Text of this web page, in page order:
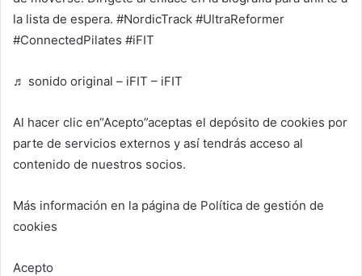
la lista de espera. #NordicTrack #UltraReformer
#ConnectedPilates #iFIT
♬ sonido original – iFIT – iFIT
Al hacer clic en“Acepto”aceptas el depósito de cookies por
parte de servicios externos y así tendrás acceso al
contenido de nuestros socios.
Más información en la página de Política de gestión de
cookies
Acepto